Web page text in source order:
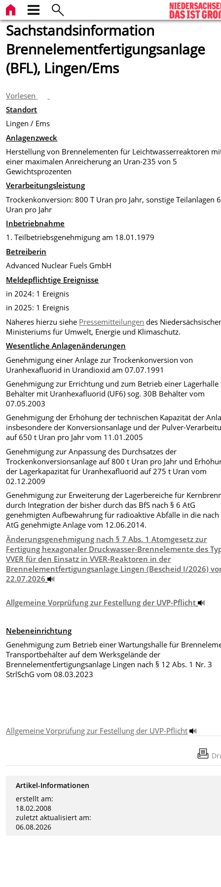
Sachstandsinformation
Brennelementfertigungsanlage
(BFL), Lingen/Ems
Vorlesen
Standort
Lingen / Ems
Anlagenzweck
Herstellung von Brennelementen für Leichtwasserreaktoren
einer maximalen Anreicherung an Uran-235 von 5
Gewichtsprozenten
Verarbeitungsleistung
Trockenkonversion: 800 T Uran pro Jahr, sonstige Teilanlagen
Uran pro Jahr
Inbetriebnahme
1. Teilbetriebsgenehmigung am 18.01.1979
Betreiberin
Advanced Nuclear Fuels GmbH
Meldepflichtige Ereignisse
in 2024: 1 Ereignis
in 2025: 1 Ereignis
Näheres hierzu siehe Pressemitteilungen des
Ministeriums für Umwelt, Energie und Klimaschutz.
Wesentliche Anlagenänderungen
Genehmigung einer Anlage zur Trockenkonversion von
Uranhexafluorid in Urandioxid am 07.07.1991
Genehmigung zur Errichtung und zum Betrieb einer
Behälter mit Uranhexafluorid (UF6) sog. 30B Behälter vom
07.05.2003
Genehmigung der Erhöhung der technischen Kapazität der
insbesondere der Konversionsanlage und der Pulver-
auf 650 t Uran pro Jahr vom 11.01.2005
Genehmigung zur Anpassung des Durchsatzes der
Trockenkonversionsanlage auf 800 t Uran pro Jahr und
der Lagerkapazität für Uranhexafluorid auf 275 t Uran vom
02.12.2009
Genehmigung zur Erweiterung der Lagerbereiche für
durch Integration der bisher durch das BfS nach § 6 AtG
genehmigten Aufbewahrung für radioaktive Abfälle in die nach
AtG genehmigte Anlage vom 12.06.2014.
Änderungsgenehmigung nach § 7 Abs. 1 Atomgesetz zur
Fertigung hexagonaler Druckwasser-Brennelemente des
VVER für den Einsatz in VVER-Reaktoren in der
Brennelementfertigungsanlage Lingen (Bescheid I/2026)
22.07.2026
Allgemeine Vorprüfung zur Festellung der UVP-Pflicht
Nebeneinrichtung
Genehmigung zum Betrieb einer Wartungshalle für
Transportbehälter auf dem Werksgelände der
Brennelementfertigungsanlage Lingen nach § 12 Abs. 1 Nr. 3
StrlSchG vom 08.03.2023
Allgemeine Vorprüfung zur Festellung der UVP-Pflicht
Artikel-Informationen
erstellt am:
18.02.2008
zuletzt aktualisiert am:
06.08.2026